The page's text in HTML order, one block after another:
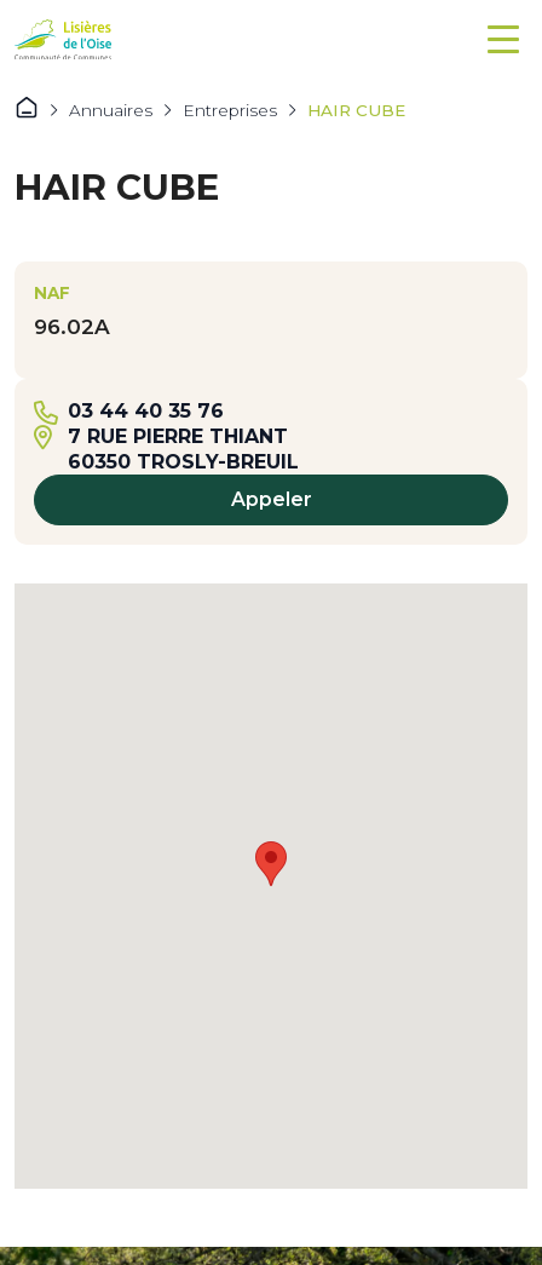
Annuaires Entreprises HAIR CUBE
HAIR CUBE
NAF
96.02A
03 44 40 35 76
7 RUE PIERRE THIANT
60350 TROSLY-BREUIL
Appeler